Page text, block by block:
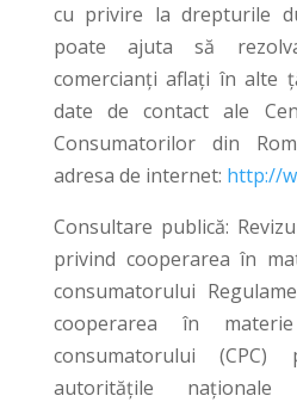
cu privire la drepturile
poate ajuta să
comercianţi aflaţi în alte
date de contact ale
Consumatorilor din
adresa de internet: http://
Consultare publică:
privind cooperarea în
consumatorului
cooperarea în
consumatorului
autoritățile